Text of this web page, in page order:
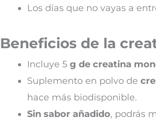
Los días que no vayas a
Beneficios de la
Incluye 5 g de creatina
Suplemento en polvo de
hace más biodisponible.
Sin sabor añadido, podrás